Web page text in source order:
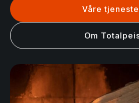
Våre
Om